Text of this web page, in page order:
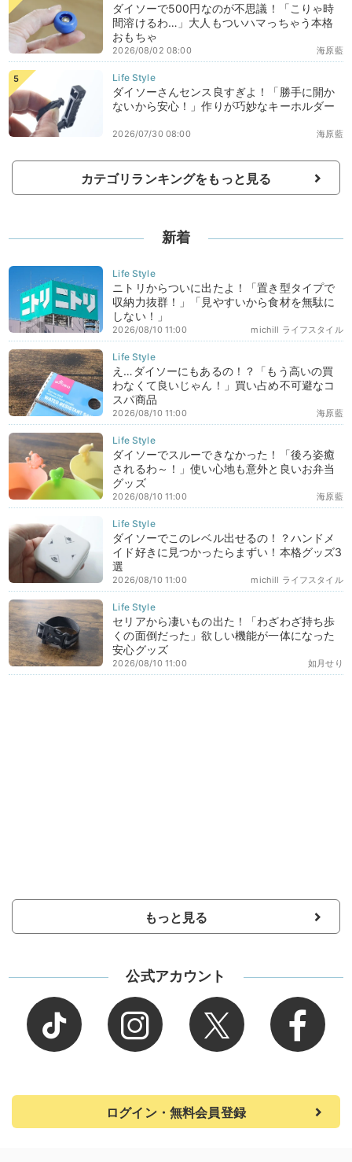
ダイソーで500円なのが不思議！「こりゃ時
間溶けるわ…」大人もついハマっちゃう本格
おもちゃ
海原藍
2026/08/02 08:00
ダイソーさんセンス良すぎよ！「勝手に開か
ないから安心！」作りが巧妙なキーホルダー
海原藍
2026/07/30 08:00
カテゴリランキングをもっと見る
新着
ニトリからついに出たよ！「置き型タイプで
収納力抜群！」「見やすいから食材を無駄に
しない！」
michill ライフスタイル
2026/08/10 11:00
え…ダイソーにもあるの！？「もう高いの買
わなくて良いじゃん！」買い占め不可避なコ
スパ商品
海原藍
2026/08/10 11:00
ダイソーでスルーできなかった！「後ろ姿癒
されるわ～！」使い心地も意外と良いお弁当
グッズ
海原藍
2026/08/10 11:00
ダイソーでこのレベル出せるの！？ハンドメ
イド好きに見つかったらまずい！本格グッズ3
選
michill ライフスタイル
2026/08/10 11:00
セリアから凄いもの出た！「わざわざ持ち歩
くの面倒だった」欲しい機能が一体になった
安心グッズ
如月せり
2026/08/10 11:00
もっと見る
公式アカウント
ログイン・無料会員登録